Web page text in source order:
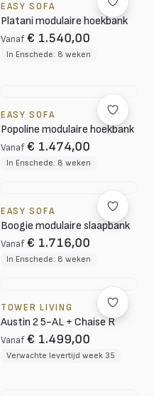
EASY SOFA
Platani modulaire hoekbank
Vanaf € 1.540,00
In Enschede: 8 weken
EASY SOFA
Popoline modulaire hoekbank
Vanaf € 1.474,00
In Enschede: 8 weken
EASY SOFA
Boogie modulaire slaapbank
Vanaf € 1.716,00
In Enschede: 8 weken
TOWER LIVING
Austin 2 5-AL + Chaise R
Vanaf € 1.499,00
Verwachte levertijd week 35